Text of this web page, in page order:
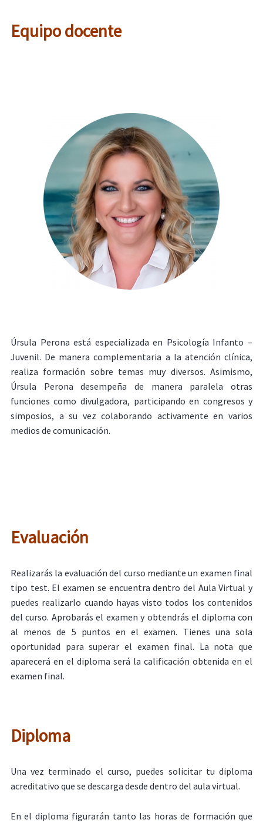
Equipo docente
Úrsula Perona está especializada en Psicología Infanto –
Juvenil. De manera complementaria a la atención clínica,
realiza formación sobre temas muy diversos. Asimismo,
Úrsula Perona desempeña de manera paralela otras
funciones como divulgadora, participando en congresos y
simposios, a su vez colaborando activamente en varios
medios de comunicación.
Evaluación
Realizarás la evaluación del curso mediante un examen final
tipo test. El examen se encuentra dentro del Aula Virtual y
puedes realizarlo cuando hayas visto todos los contenidos
del curso. Aprobarás el examen y obtendrás el diploma con
al menos de 5 puntos en el examen. Tienes una sola
oportunidad para superar el examen final. La nota que
aparecerá en el diploma será la calificación obtenida en el
examen final.
Diploma
Una vez terminado el curso, puedes solicitar tu diploma
acreditativo que se descarga desde dentro del aula virtual.
En el diploma figurarán tanto las horas de formación que